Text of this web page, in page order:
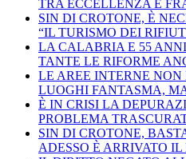
TRA ECCELLENZA E
SIN DI CROTONE, È
“IL TURISMO DEI
LA CALABRIA E 55
TANTE LE RIFORME
LE AREE INTERNE
LUOGHI FANTASMA,
È IN CRISI LA
PROBLEMA
SIN DI CROTONE,
ADESSO È ARRIVATO